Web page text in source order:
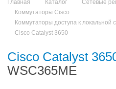
Главная Каталог
Сетевые
Коммутаторы Cisco
Коммутаторы доступа к локальной
Cisco Catalyst 3650
Cisco Catalyst
WSC365ME